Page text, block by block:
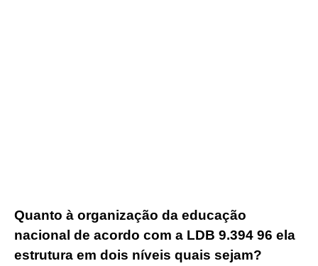
Quanto à organização da educação
nacional de acordo com a LDB 9.394 96 ela
estrutura em dois níveis quais sejam?